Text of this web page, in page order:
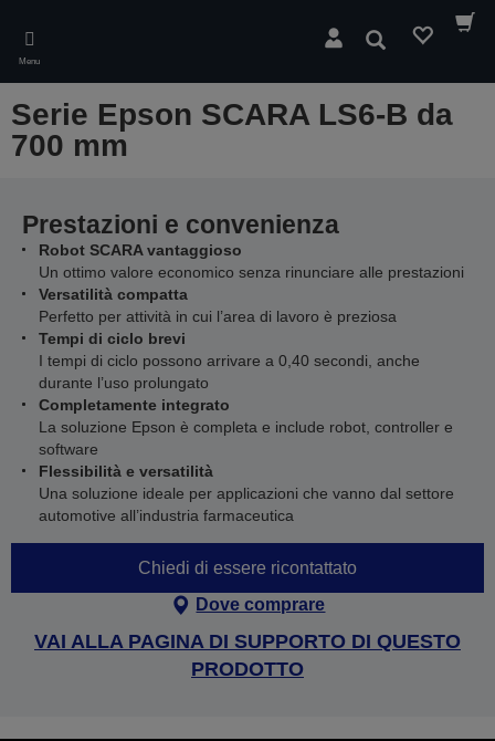
main
content
Menu
Cerca
Serie Epson SCARA LS6-B da
700 mm
Prestazioni e convenienza
Robot SCARA vantaggioso
Un ottimo valore economico senza rinunciare alle prestazioni
Versatilità compatta
Perfetto per attività in cui l’area di lavoro è preziosa
Tempi di ciclo brevi
I tempi di ciclo possono arrivare a 0,40 secondi, anche
durante l’uso prolungato
Completamente integrato
La soluzione Epson è completa e include robot, controller e
software
Flessibilità e versatilità
Una soluzione ideale per applicazioni che vanno dal settore
automotive all’industria farmaceutica
Chiedi di essere ricontattato
Dove comprare
VAI ALLA PAGINA DI SUPPORTO DI QUESTO
PRODOTTO